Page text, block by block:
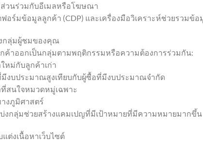
วนร่วมกับอีเมลหรือโฆษณา
อร์มข้อมูลลูกค้า (CDP) และเครื่องมือวิเคราะห์ช่วยรวมข้
กลุ่มผู้ชมของคุณ
ค้าออกเป็นกลุ่มตามพฤติกรรมหรือความต้องการร่วมกัน:
หม่กับลูกค้าเก่า
งบประมาณสูงเทียบกับผู้ซื้อที่มีงบประมาณจำกัด
สนใจหมวดหมู่เฉพาะ
งภูมิศาสตร์
งกลุ่มช่วยสร้างแคมเปญที่มีเป้าหมายที่มีความหมายมากขึ้น
แต่งเนื้อหาเว็บไซต์